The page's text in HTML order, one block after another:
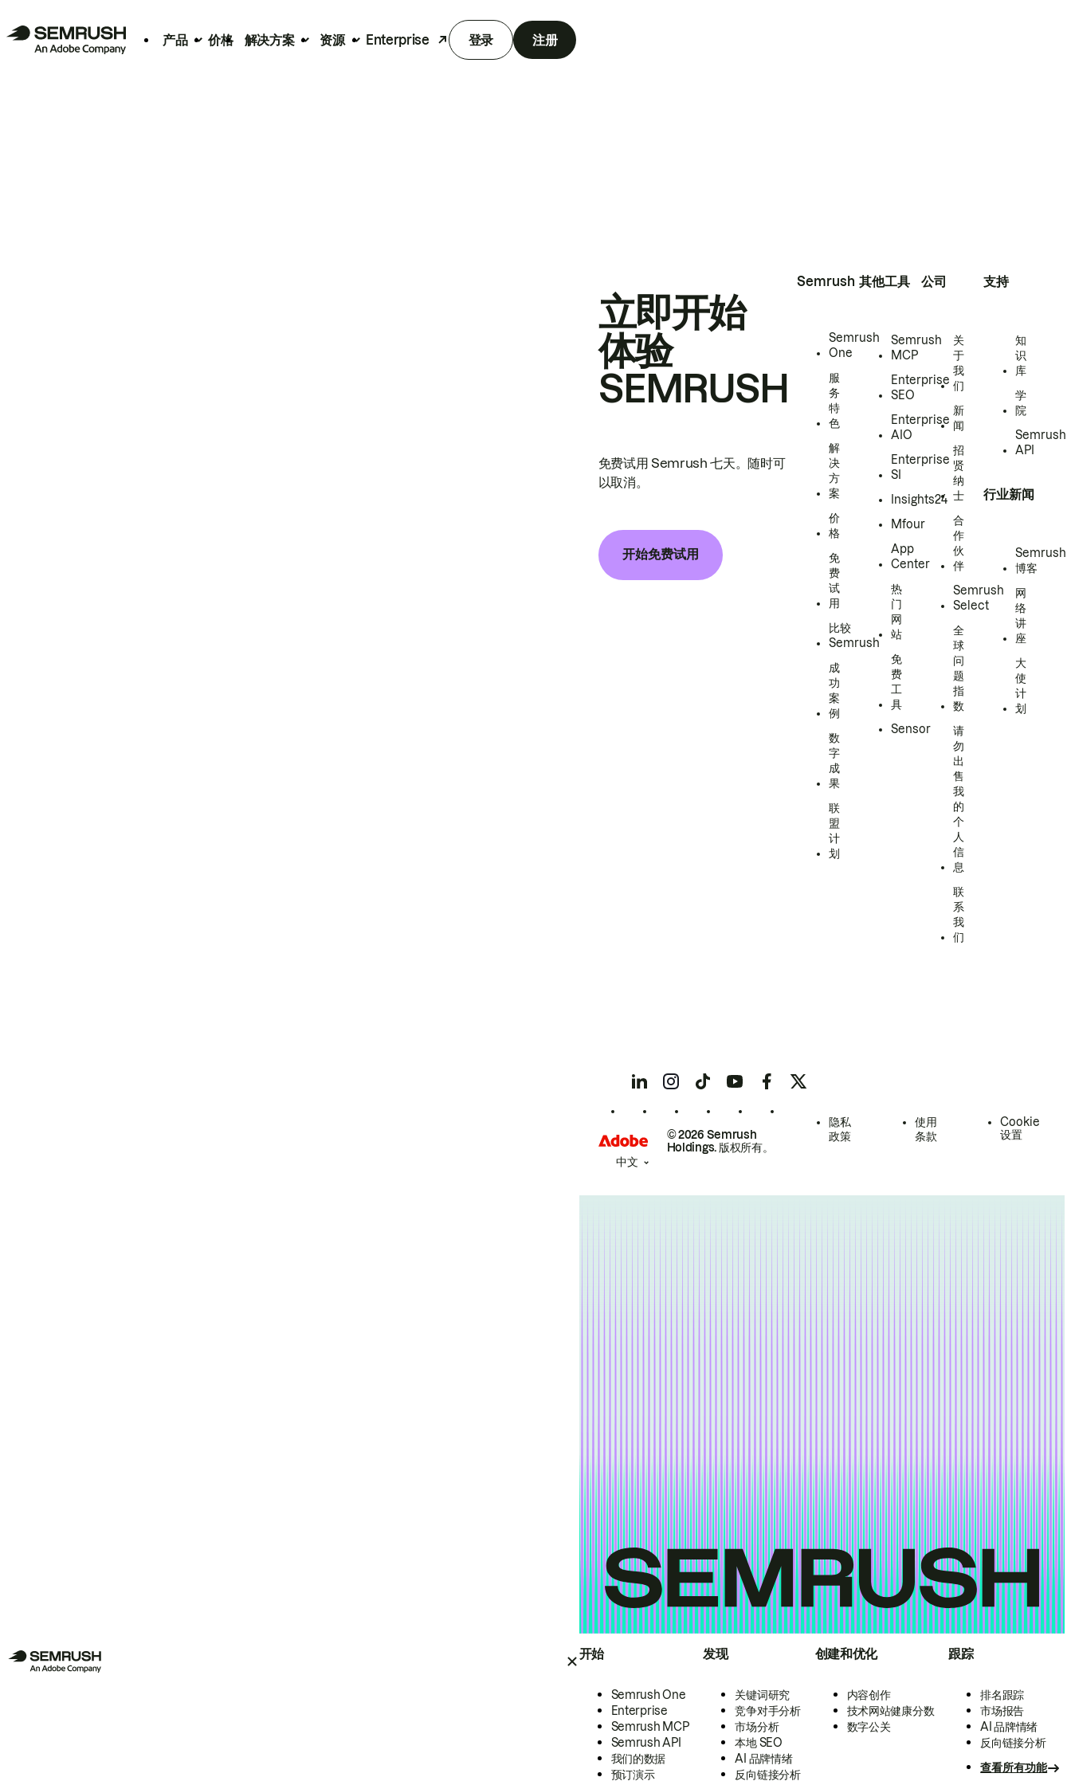
产品 价格 解决方案 资源 Enterprise 登录 注册
开始
Semrush One
Enterprise
Semrush MCP
Semrush API
我们的数据
预订演示
发现
关键词研究
竞争对手分析
市场分析
本地 SEO
AI 品牌情绪
反向链接分析
创建和优化
内容创作
技术网站健康分数
数字公关
跟踪
排名跟踪
市场报告
AI 品牌情绪
反向链接分析
查看所有功能
立即开始
体验
SEMRUSH
免费试用 Semrush 七天。随时可
以取消。
开始免费试用
Semrush
Semrush
One
服
务
特
色
解
决
方
案
价
格
免
费
试
用
比较
Semrush
成
功
案
例
数
字
成
果
联
盟
计
划
其他工具
Semrush
MCP
Enterprise
SEO
Enterprise
AIO
Enterprise
SI
Insights24
Mfour
App
Center
热
门
网
站
免
费
工
具
Sensor
公司
关
于
我
们
新
闻
招
贤
纳
士
合
作
伙
伴
Semrush
Select
全
球
问
题
指
数
请
勿
出
售
我
的
个
人
信
息
联
系
我
们
支持
知
识
库
学
院
Semrush
API
行业新闻
Semrush
博客
网
络
讲
座
大
使
计
划
© 2026 Semrush
Holdings. 版权所有。
隐私
政策
使用
条款
Cookie
设置
中文